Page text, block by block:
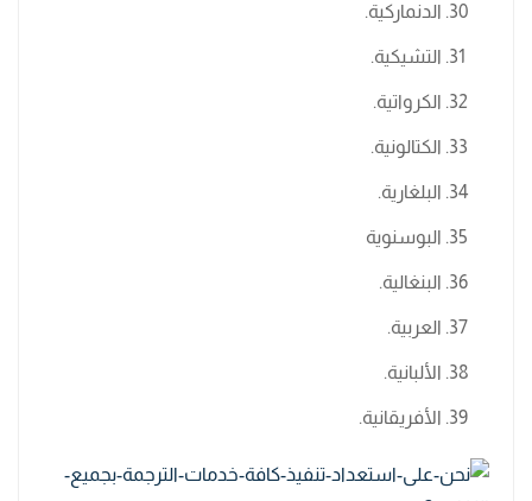
الدنماركية.
التشيكية.
الكرواتية.
الكتالونية.
البلغارية.
البوسنوية
البنغالية.
العربية.
الألبانية.
الأفريقانية.